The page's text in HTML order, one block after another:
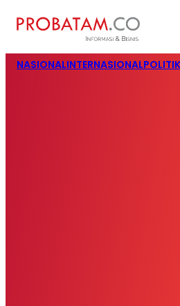
NASIONALINTERNASIONALPOLITIK